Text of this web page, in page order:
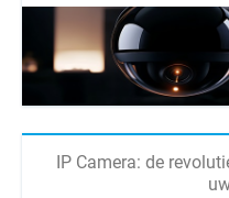
IP Camera: de